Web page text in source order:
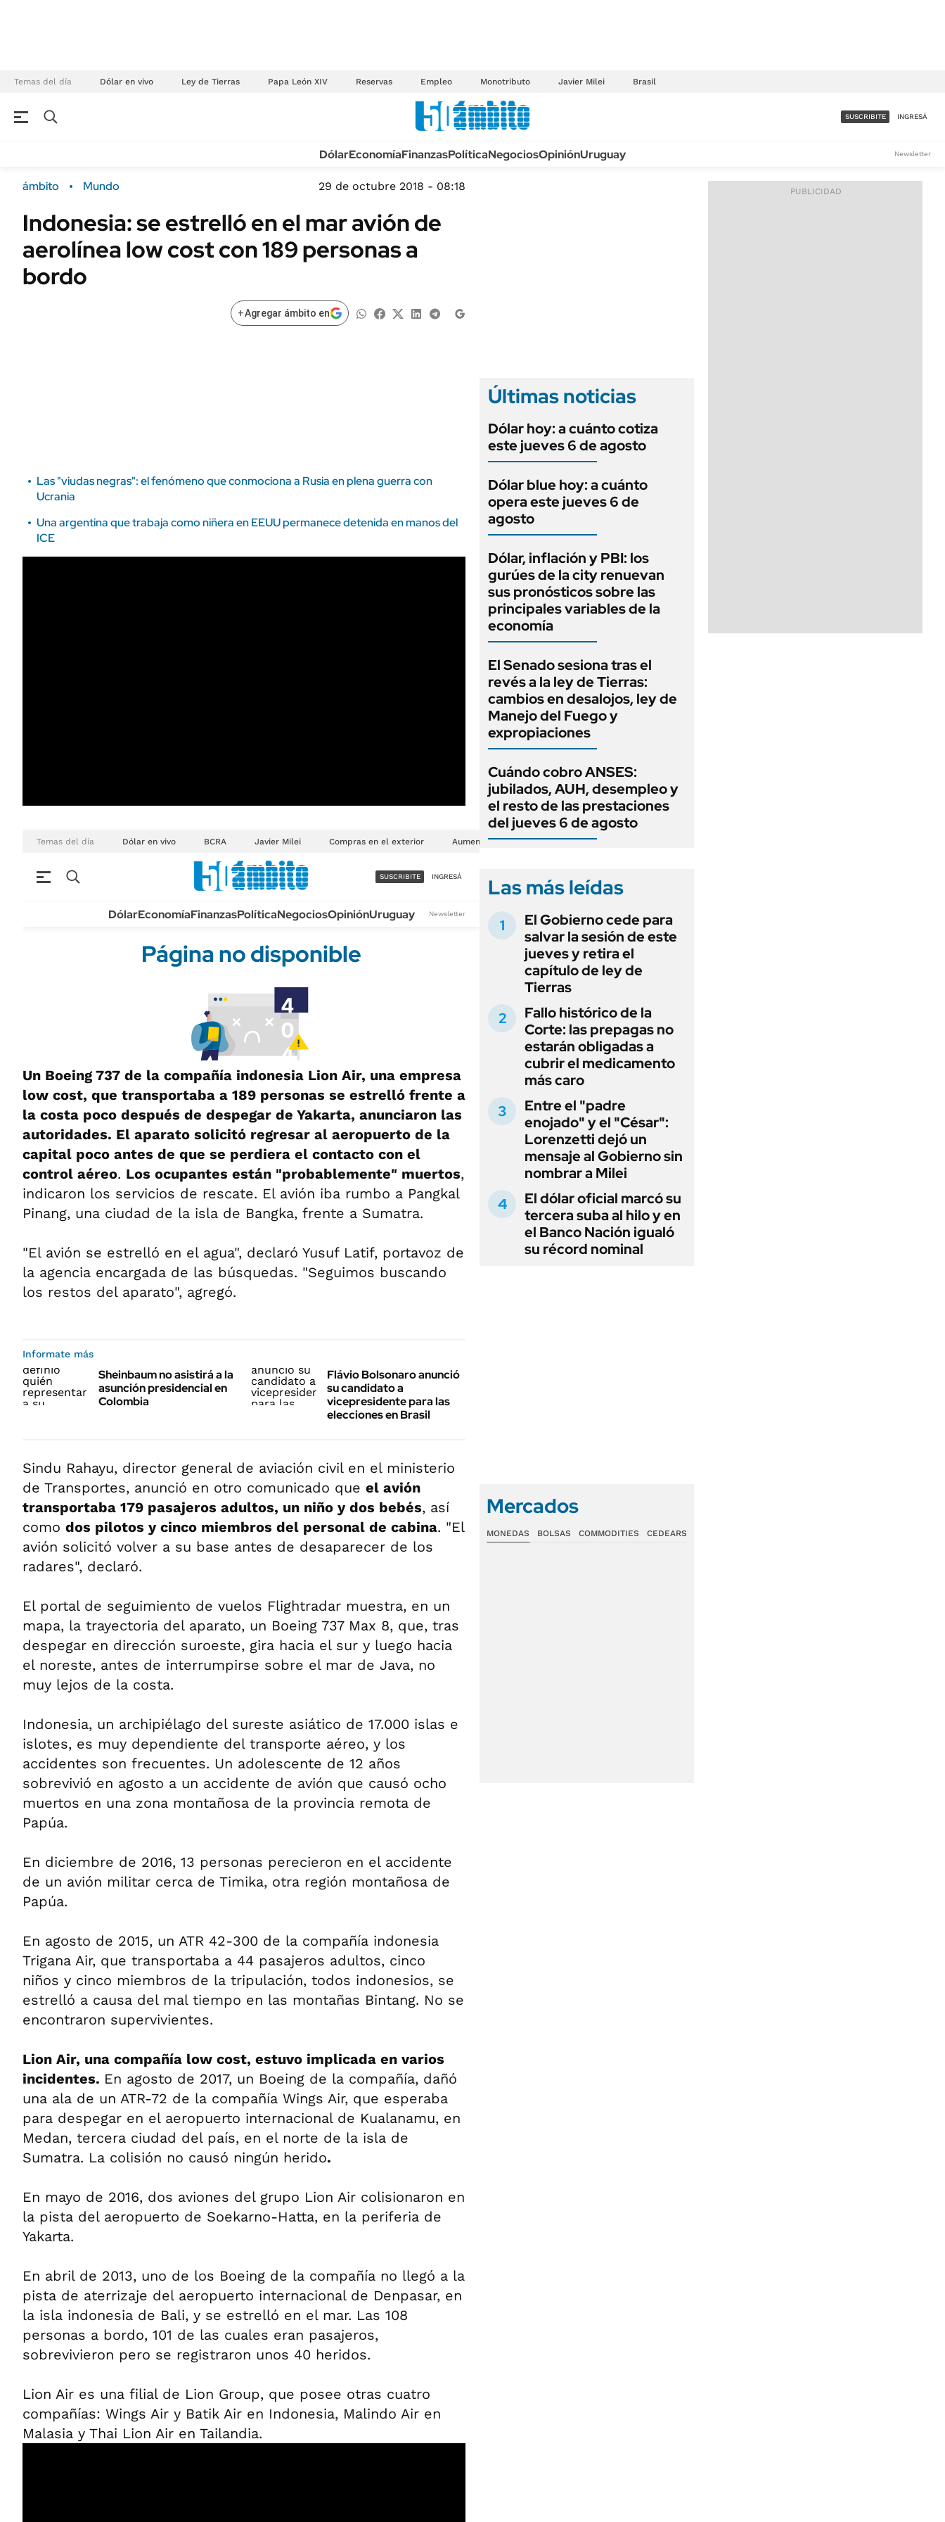
Temas del día Dólar en vivo Ley de Tierras Papa León XIV Reservas Empleo Monotributo Javier Milei Brasil
Campo
FINANZAS
Dólar
Sustentabilidad
TECNOLOGÍA
MÉXICO
MUNDO
INFORMACIÓN GENERAL
ACCESO FULL - $1.800/MES
SUSCRIBITE INGRESÁ
DólarEconomíaFinanzasPolíticaNegociosOpiniónUruguay Newsletter
ámbito Mundo 29 de octubre 2018 - 08:18
Indonesia: se estrelló en el mar avión de
aerolínea low cost con 189 personas a
bordo
+Agregar ámbito en
Las "viudas negras": el fenómeno que conmociona a Rusia en plena guerra con
Ucrania
Una argentina que trabaja como niñera en EEUU permanece detenida en manos del
ICE
Un Boeing 737 de la compañía indonesia Lion Air, una empresa
low cost, que transportaba a 189 personas se estrelló frente a
la costa poco después de despegar de Yakarta, anunciaron las
autoridades. El aparato solicitó regresar al aeropuerto de la
capital poco antes de que se perdiera el contacto con el
control aéreo. Los ocupantes están "probablemente" muertos,
indicaron los servicios de rescate. El avión iba rumbo a Pangkal
Pinang, una ciudad de la isla de Bangka, frente a Sumatra.
"El avión se estrelló en el agua", declaró Yusuf Latif, portavoz de
la agencia encargada de las búsquedas. "Seguimos buscando
los restos del aparato", agregó.
Informate más
Sheinbaum no asistirá a la
asunción presidencial en
Colombia
Flávio Bolsonaro anunció
su candidato a
vicepresidente para las
elecciones en Brasil
Sindu Rahayu, director general de aviación civil en el ministerio
de Transportes, anunció en otro comunicado que el avión
transportaba 179 pasajeros adultos, un niño y dos bebés, así
como dos pilotos y cinco miembros del personal de cabina. "El
avión solicitó volver a su base antes de desaparecer de los
radares", declaró.
El portal de seguimiento de vuelos Flightradar muestra, en un
mapa, la trayectoria del aparato, un Boeing 737 Max 8, que, tras
despegar en dirección suroeste, gira hacia el sur y luego hacia
el noreste, antes de interrumpirse sobre el mar de Java, no
muy lejos de la costa.
Indonesia, un archipiélago del sureste asiático de 17.000 islas e
islotes, es muy dependiente del transporte aéreo, y los
accidentes son frecuentes. Un adolescente de 12 años
sobrevivió en agosto a un accidente de avión que causó ocho
muertos en una zona montañosa de la provincia remota de
Papúa.
En diciembre de 2016, 13 personas perecieron en el accidente
de un avión militar cerca de Timika, otra región montañosa de
Papúa.
En agosto de 2015, un ATR 42-300 de la compañía indonesia
Trigana Air, que transportaba a 44 pasajeros adultos, cinco
niños y cinco miembros de la tripulación, todos indonesios, se
estrelló a causa del mal tiempo en las montañas Bintang. No se
encontraron supervivientes.
Lion Air, una compañía low cost, estuvo implicada en varios
incidentes. En agosto de 2017, un Boeing de la compañía, dañó
una ala de un ATR-72 de la compañía Wings Air, que esperaba
para despegar en el aeropuerto internacional de Kualanamu, en
Medan, tercera ciudad del país, en el norte de la isla de
Sumatra. La colisión no causó ningún herido.
En mayo de 2016, dos aviones del grupo Lion Air colisionaron en
la pista del aeropuerto de Soekarno-Hatta, en la periferia de
Yakarta.
En abril de 2013, uno de los Boeing de la compañía no llegó a la
pista de aterrizaje del aeropuerto internacional de Denpasar, en
la isla indonesia de Bali, y se estrelló en el mar. Las 108
personas a bordo, 101 de las cuales eran pasajeros,
sobrevivieron pero se registraron unos 40 heridos.
Lion Air es una filial de Lion Group, que posee otras cuatro
compañías: Wings Air y Batik Air en Indonesia, Malindo Air en
Malasia y Thai Lion Air en Tailandia.
Últimas noticias
Dólar hoy: a cuánto cotiza
este jueves 6 de agosto
Dólar blue hoy: a cuánto
opera este jueves 6 de
agosto
Dólar, inflación y PBI: los
gurúes de la city renuevan
sus pronósticos sobre las
principales variables de la
economía
El Senado sesiona tras el
revés a la ley de Tierras:
cambios en desalojos, ley de
Manejo del Fuego y
expropiaciones
Cuándo cobro ANSES:
jubilados, AUH, desempleo y
el resto de las prestaciones
del jueves 6 de agosto
Las más leídas
El Gobierno cede para
salvar la sesión de este
jueves y retira el
capítulo de ley de
Tierras
Fallo histórico de la
Corte: las prepagas no
estarán obligadas a
cubrir el medicamento
más caro
Entre el "padre
enojado" y el "César":
Lorenzetti dejó un
mensaje al Gobierno sin
nombrar a Milei
El dólar oficial marcó su
tercera suba al hilo y en
el Banco Nación igualó
su récord nominal
Mercados
MONEDAS BOLSAS COMMODITIES CEDEARS